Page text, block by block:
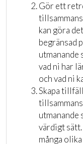
Gör ett
kan göra
begränsad
vad ni har
och vad ni
Skapa
utmanande
värdigt
många